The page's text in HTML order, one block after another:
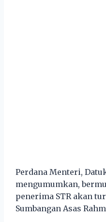
Perdana Menteri,
mengumumkan,
penerima STR akan
Sumbangan Asas